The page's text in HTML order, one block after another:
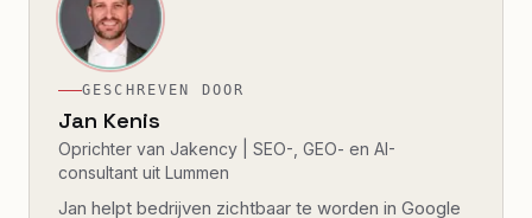
GESCHREVEN DOOR
Jan Kenis
Oprichter van Jakency | SEO-, GEO- en AI-
consultant uit Lummen
Jan helpt bedrijven zichtbaar te worden in Google